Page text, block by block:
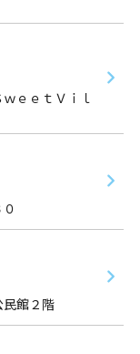
ｅｅｔＶｉｌ
館２階